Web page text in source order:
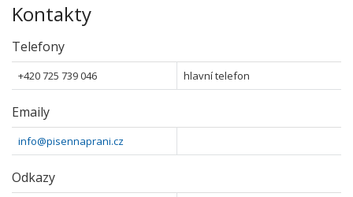
Kontakty
Telefony
+420 725 739 046 hlavní telefon
Emaily
info@pisennaprani.cz
Odkazy